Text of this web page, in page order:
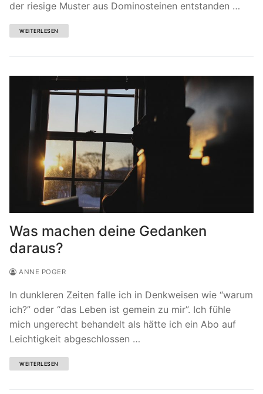
der riesige Muster aus Dominosteinen entstanden …
WEITERLESEN
Was machen deine Gedanken
daraus?
ANNE POGER
In dunkleren Zeiten falle ich in Denkweisen wie “warum
ich?” oder “das Leben ist gemein zu mir”. Ich fühle
mich ungerecht behandelt als hätte ich ein Abo auf
Leichtigkeit abgeschlossen …
WEITERLESEN